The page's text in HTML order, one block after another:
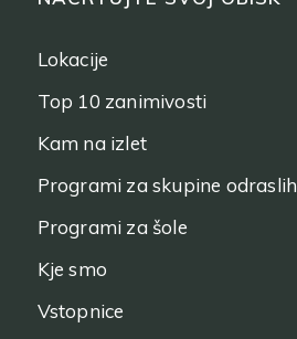
Lokacije
Top 10 zanimivosti
Kam na izlet
Programi za skupine odraslih
Programi za šole
Kje smo
Vstopnice